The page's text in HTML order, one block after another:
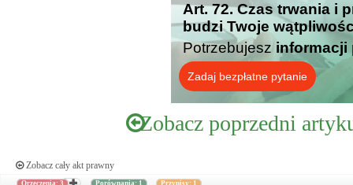
Art. 72. Czas trwania i
budzi Twoje
Potrzebujesz informacji
Zadaj bezpłatne pytanie
Zobacz poprzedni
Zobacz cały akt prawny
Orzeczenia: 3 Porównania: 1 Przypisy: 1